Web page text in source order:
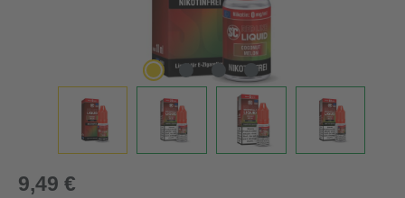
Regulärer Preis:
9,49 €